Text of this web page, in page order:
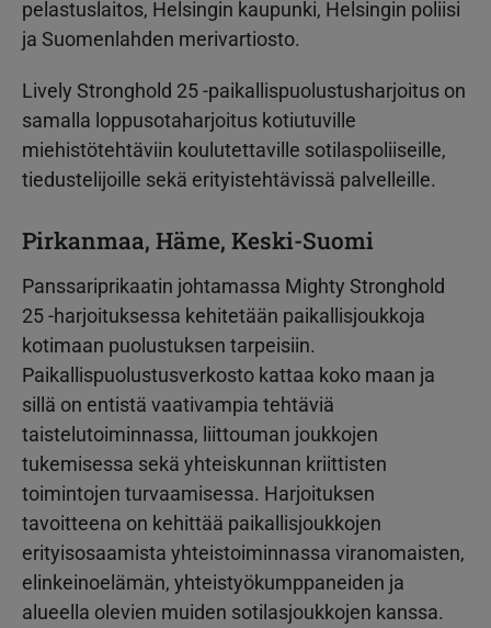
pelastuslaitos, Helsingin kaupunki, Helsingin poliisi
ja Suomenlahden merivartiosto.
Lively Stronghold 25 -paikallispuolustusharjoitus on
samalla loppusotaharjoitus kotiutuville
miehistötehtäviin koulutettaville sotilaspoliiseille,
tiedustelijoille sekä erityistehtävissä palvelleille.
Pirkanmaa, Häme, Keski-Suomi
Panssariprikaatin johtamassa Mighty Stronghold
25 -harjoituksessa kehitetään paikallisjoukkoja
kotimaan puolustuksen tarpeisiin.
Paikallispuolustusverkosto kattaa koko maan ja
sillä on entistä vaativampia tehtäviä
taistelutoiminnassa, liittouman joukkojen
tukemisessa sekä yhteiskunnan kriittisten
toimintojen turvaamisessa. Harjoituksen
tavoitteena on kehittää paikallisjoukkojen
erityisosaamista yhteistoiminnassa viranomaisten,
elinkeinoelämän, yhteistyökumppaneiden ja
alueella olevien muiden sotilasjoukkojen kanssa.